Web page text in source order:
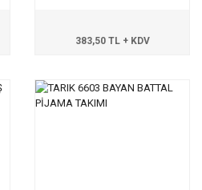
383,50 TL + KDV